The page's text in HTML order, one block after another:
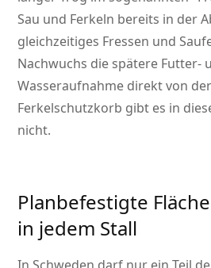
Sau und Ferkeln bereits in der
gleichzeitiges Fressen und
Nachwuchs die spätere Futter-
Wasseraufnahme direkt von
Ferkelschutzkorb gibt es in
nicht.
Planbefestigte
in jedem Stall